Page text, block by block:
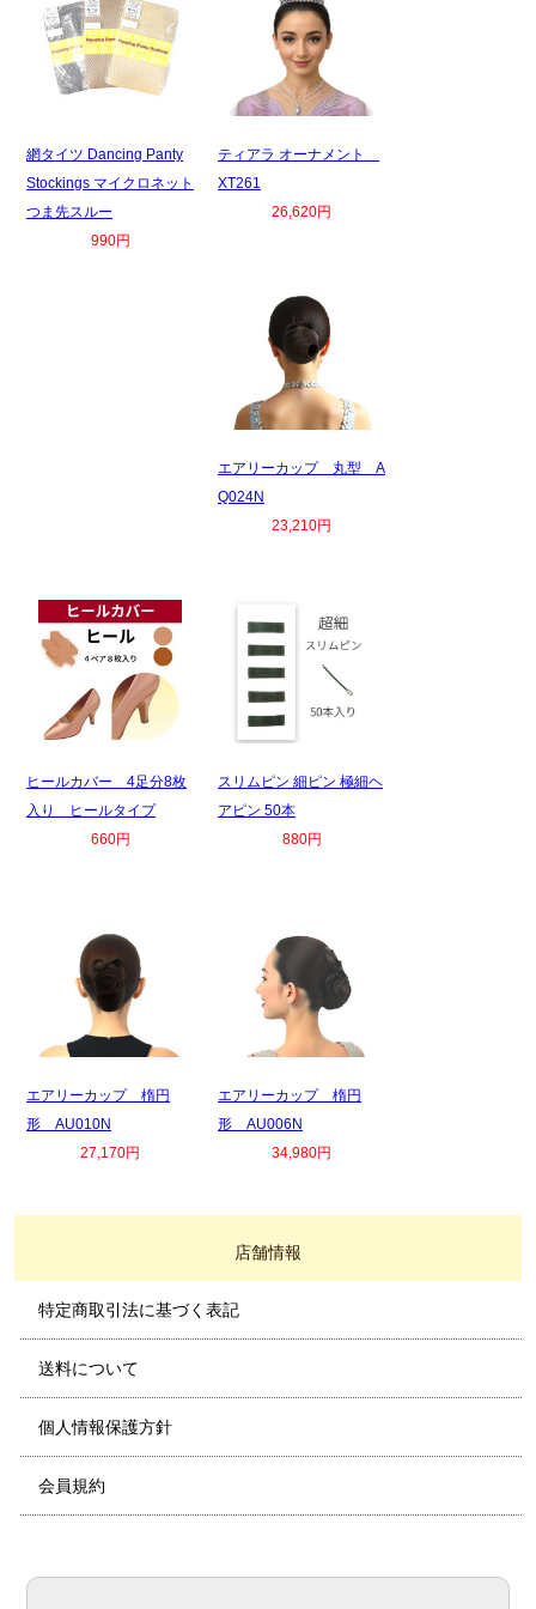
網タイツ Dancing Panty
Stockings マイクロネット
つま先スルー
990円
ティアラ オーナメント
XT261
26,620円
エアリーカップ 丸型 A
Q024N
23,210円
ヒールカバー 4足分8枚
入り ヒールタイプ
660円
スリムピン 細ピン 極細ヘ
アピン 50本
880円
エアリーカップ 楕円
形 AU010N
27,170円
エアリーカップ 楕円
形 AU006N
34,980円
店舗情報
特定商取引法に基づく表記
送料について
個人情報保護方針
会員規約